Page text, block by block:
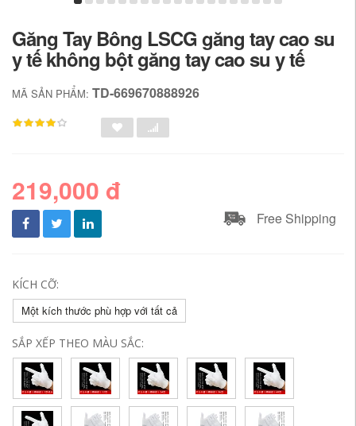
Găng Tay Bông LSCG găng tay cao su
y tế không bột găng tay cao su y tế
MÃ SẢN PHẨM: TD-669670888926
219,000 đ
Free Shipping
KÍCH CỠ:
Một kích thước phù hợp với tất cả
SẮP XẾP THEO MÀU SẮC: